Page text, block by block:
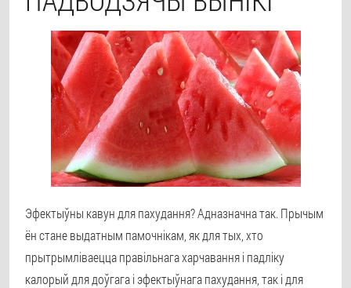
Эфектыўны кавун для пахудання? Адназначна так. Прычым
ён стане выдатным памочнікам, як для тых, хто
прытрымліваецца правільнага харчавання і падліку
калорый для доўгага і эфектыўнага пахудання, так і для